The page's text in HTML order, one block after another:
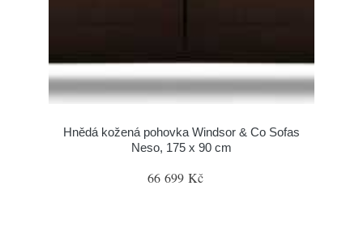
Hnědá kožená pohovka Windsor & Co Sofas
Neso, 175 x 90 cm
66 699 Kč